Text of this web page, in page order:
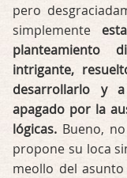
pero
simplemente
planteamiento
intrigante,
desarrollarlo y
apagado por la
lógicas. Bueno,
propone su loca
meollo del